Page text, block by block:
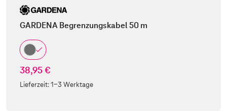
GARDENA Begrenzungskabel 50 m
38,95 €
Lieferzeit:1-3 Werktage